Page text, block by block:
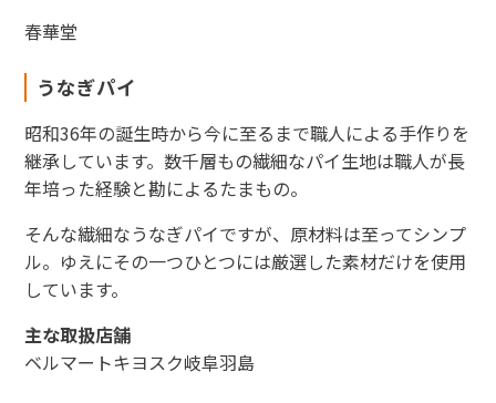
春華堂
うなぎパイ
昭和36年の誕生時から今に至るまで職人による手作りを
継承しています。数千層もの繊細なパイ生地は職人が長
年培った経験と勘によるたまもの。
そんな繊細なうなぎパイですが、原材料は至ってシンプ
ル。ゆえにその一つひとつには厳選した素材だけを使用
しています。
主な取扱店舗
ベルマートキヨスク岐阜羽島